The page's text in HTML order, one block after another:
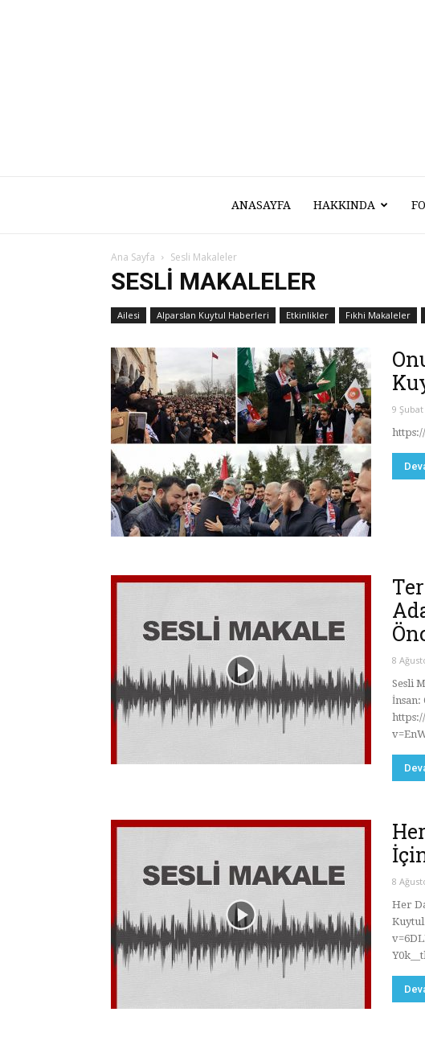
ANASAYFA HAKKINDA
Ana Sayfa Sesli Makaleler
SESLI MAKALELER
Ailesi Alparslan Kuytul Haberleri Etkinlikler Fıkhi Makaleler
9 Şubat
8
Sesli
İnsan:
8
Her